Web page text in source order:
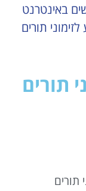
באינטרנט
תורים
תורים
תורים